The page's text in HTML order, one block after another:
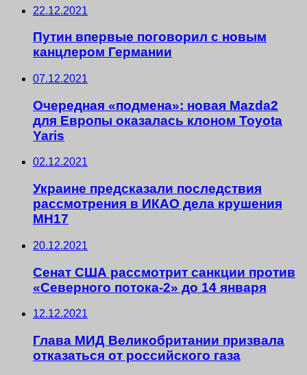
22.12.2021
Путин впервые поговорил с новым
канцлером Германии
07.12.2021
Очередная «подмена»: новая Mazda2
для Европы оказалась клоном Toyota
Yaris
02.12.2021
Украине предсказали последствия
рассмотрения в ИКАО дела крушения
MH17
20.12.2021
Сенат США рассмотрит санкции против
«Северного потока-2» до 14 января
12.12.2021
Глава МИД Великобритании призвала
отказаться от российского газа